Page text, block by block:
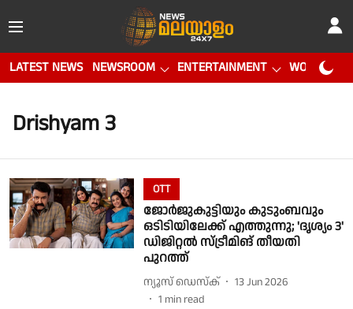
LATEST NEWS NEWSROOM ENTERTAINMENT WORLD CUP
Drishyam 3
OTT
ജോർജുകുട്ടിയും കുടുംബവും
ഒടിടിയിലേക്ക് എത്തുന്നു; 'ദൃശ്യം 3'
ഡിജിറ്റൽ സ്ട്രീമിങ് തീയതി
പുറത്ത്
ന്യൂസ് ഡെസ്ക്
13 Jun 2026
1 min read